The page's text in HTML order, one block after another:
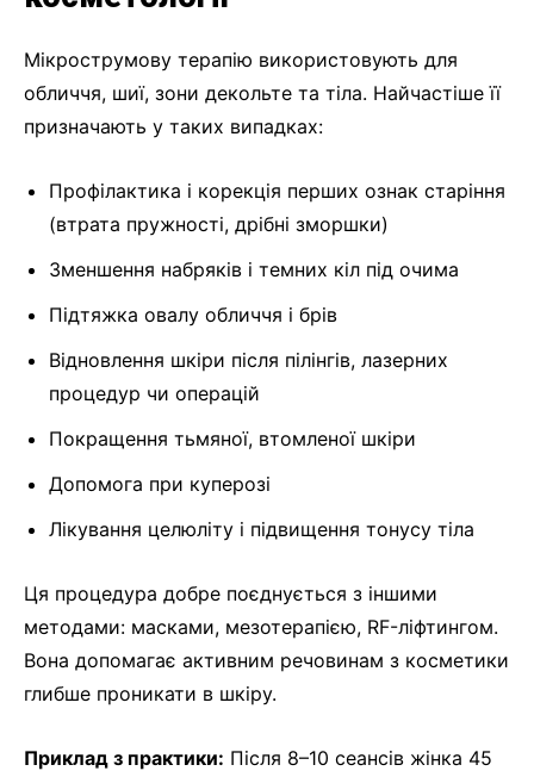
Мікрострумову терапію використовують для
обличчя, шиї, зони декольте та тіла. Найчастіше її
призначають у таких випадках:
Профілактика і корекція перших ознак старіння
(втрата пружності, дрібні зморшки)
Зменшення набряків і темних кіл під очима
Підтяжка овалу обличчя і брів
Відновлення шкіри після пілінгів, лазерних
процедур чи операцій
Покращення тьмяної, втомленої шкіри
Допомога при куперозі
Лікування целюліту і підвищення тонусу тіла
Ця процедура добре поєднується з іншими
методами: масками, мезотерапією, RF-ліфтингом.
Вона допомагає активним речовинам з косметики
глибше проникати в шкіру.
Приклад з практики: Після 8–10 сеансів жінка 45